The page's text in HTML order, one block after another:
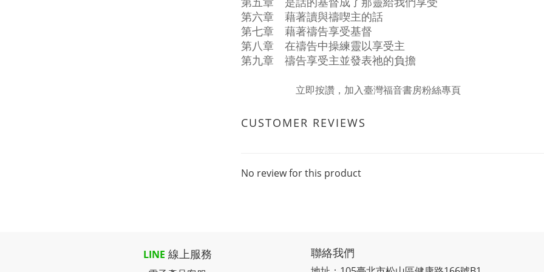
第五章 是話的基督成了那靈給我們享受
第六章 藉著讀與禱喫主的話
第七章 藉著禱告享受基督
第八章 在禱告中操練靈以享受主
第九章 禱告享受主並發表祂的負擔
立即按讚，加入臺灣福音書房粉絲專頁
CUSTOMER REVIEWS
No review for this product
LINE 線上服務 聯絡我們